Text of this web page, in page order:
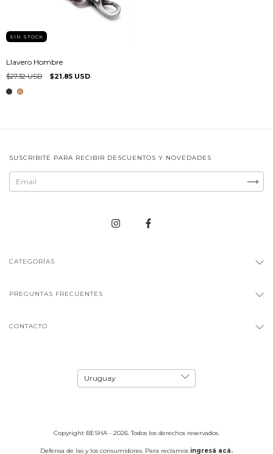
SIN STOCK
Llavero Hombre
$27.32 USD $21.85 USD
SUSCRIBITE PARA RECIBIR DESCUENTOS Y NOVEDADES
CATEGORÍAS
PREGUNTAS FRECUENTES
CONTACTO
Copyright BESHA - 2026. Todos los derechos reservados.
Defensa de las y los consumidores. Para reclamos ingresá acá.